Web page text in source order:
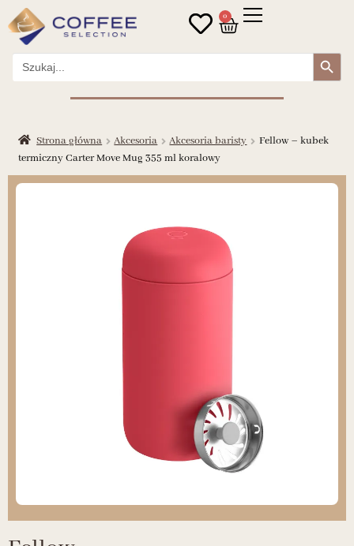
0
Search
for:
Search Button
Strona główna Akcesoria Akcesoria baristy
Fellow – kubek
termiczny Carter Move Mug 355 ml koralowy